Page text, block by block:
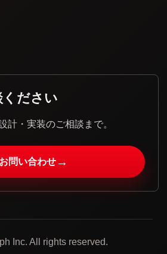
ください
計・実装のご相談まで。
お問い合わせ →
Inc. All rights reserved.